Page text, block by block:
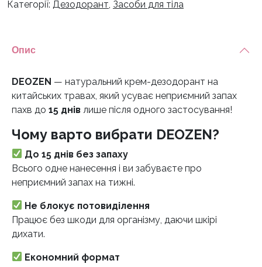
уп
Категорії: Дезодорант Засоби для тіла
Опис
DEOZEN — натуральний крем-дезодорант на
китайських травах, який усуває неприємний запах
пахв до 15 днів лише після одного застосування!
Чому варто вибрати DEOZEN?
До 15 днів без запаху
Всього одне нанесення і ви забуваєте про
неприємний запах на тижні.
Не блокує потовиділення
Працює без шкоди для організму, даючи шкірі
дихати.
Економний формат